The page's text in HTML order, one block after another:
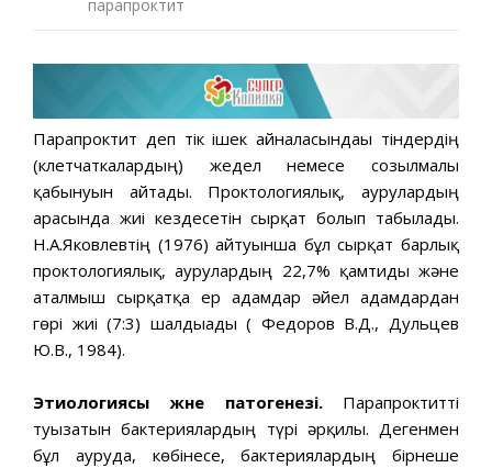
парапроктит
Парапроктит деп тік ішек айналасындағы тіндердің
(клетчаткалардың) жедел немесе созылмалы
қабынуын айтады. Проктологиялық, аурулардың
арасында жиі кездесетін сырқат болып табылады.
Н.А.Яковлевтің (1976) айтуынша бұл сырқат барлық
проктологиялық, аурулардың 22,7% қамтиды және
аталмыш сырқатқа ер адамдар әйел адамдардан
гөрі жиі (7:3) шалдығады ( Федоров В.Д., Дульцев
Ю.В., 1984).
Этиологиясы және патогенезі.Парапроктитті
туғызатын бактериялардың түрі әрқилы. Дегенмен
бұл ауруда, көбінесе, бактериялардың бірнеше